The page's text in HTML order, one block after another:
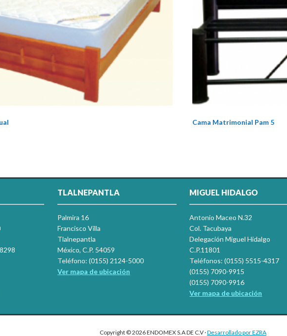
Cama Matrimonial Pam 5
TLALNEPANTLA
Palmira 16
Francisco Villa
Tlalnepantla
México, C.P. 54059
Teléfono: (0155) 2124-5000
Ver mapa de ubicación
MIGUEL HIDALGO
Antonio Maceo N.32
Col. Tacubaya
Delegación Miguel Hidalgo
C.P.11801
Teléfonos: (0155) 5515-4317
(0155) 7090-9915
(0155) 7090-9916
Ver mapa de ubicación
Copyright © 2026 ENDOMEX S.A DE C.V ·Desarrollado por EZRA